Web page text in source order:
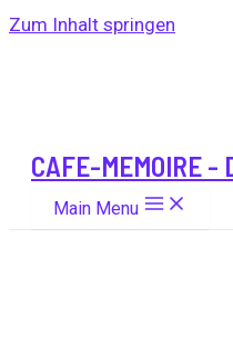
Zum Inhalt springen
CAFE-MEMOIRE
Main Menu